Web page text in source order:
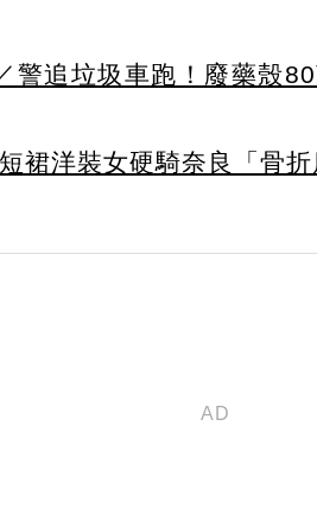
警追垃圾車跑！廢藥殼
裙洋裝女硬騎奈良「骨折